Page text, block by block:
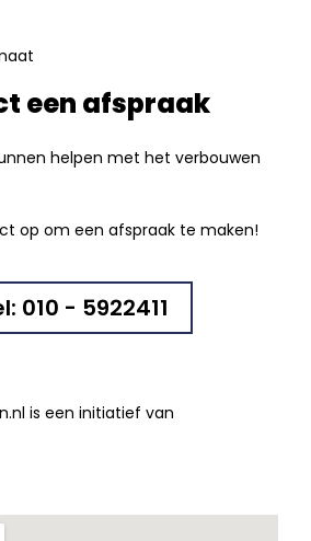
een afspraak
helpen met het verbouwen
op om een afspraak te maken!
010 - 5922411
is een initiatief van